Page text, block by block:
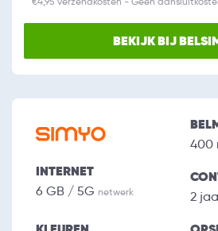
BEKIJK BIJ
INTERNET
6 GB / 5G netwerk
400
2